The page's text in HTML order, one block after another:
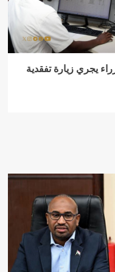
يجري زيارة تفقدية